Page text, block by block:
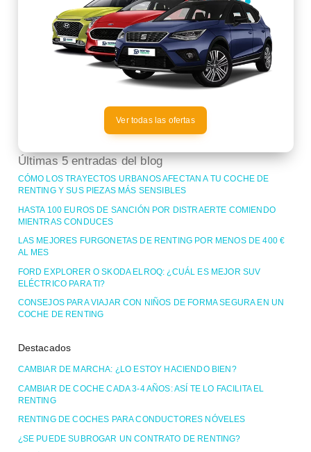
Ver todas las ofertas
Últimas 5 entradas del blog
CÓMO LOS TRAYECTOS URBANOS AFECTAN A TU COCHE DE
RENTING Y SUS PIEZAS MÁS SENSIBLES
HASTA 100 EUROS DE SANCIÓN POR DISTRAERTE COMIENDO
MIENTRAS CONDUCES
LAS MEJORES FURGONETAS DE RENTING POR MENOS DE 400 €
AL MES
FORD EXPLORER O SKODA ELROQ: ¿CUÁL ES MEJOR SUV
ELÉCTRICO PARA TI?
CONSEJOS PARA VIAJAR CON NIÑOS DE FORMA SEGURA EN UN
COCHE DE RENTING
Destacados
CAMBIAR DE MARCHA: ¿LO ESTOY HACIENDO BIEN?
CAMBIAR DE COCHE CADA 3-4 AÑOS: ASÍ TE LO FACILITA EL
RENTING
RENTING DE COCHES PARA CONDUCTORES NÓVELES
¿SE PUEDE SUBROGAR UN CONTRATO DE RENTING?